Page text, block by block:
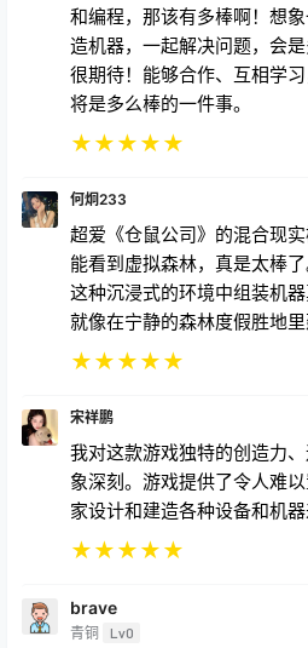
和编程，那该有多棒啊！想
造机器，一起解决问题，会
很期待！能够合作、互相学
将是多么棒的一件事。
★★★★★
何炯233
超爱《仓鼠公司》的混合现实
能看到虚拟森林，真是太棒
这种沉浸式的环境中组装机器
就像在宁静的森林度假胜地里
★★★★★
宋祥鹏
我对这款游戏独特的创造力
象深刻。游戏提供了令人难
家设计和建造各种设备和机器
★★★★★
brave
青铜 Lv0